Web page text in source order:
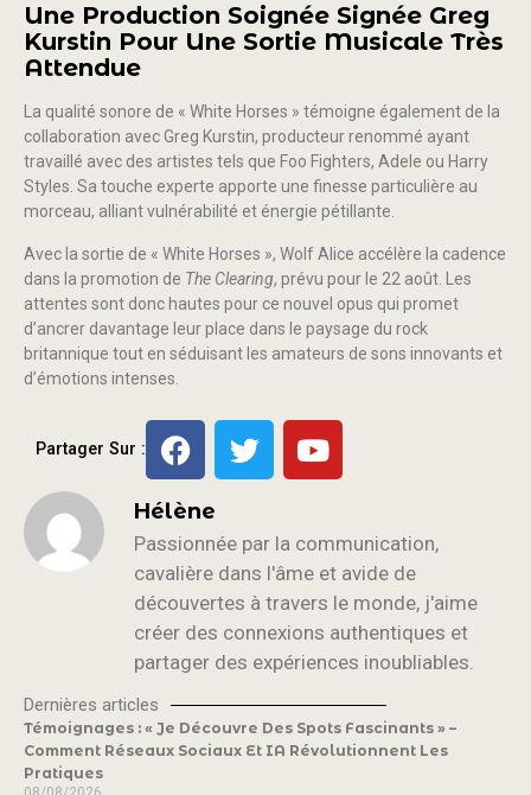
Une Production Soignée Signée Greg
Kurstin Pour Une Sortie Musicale Très
Attendue
La qualité sonore de « White Horses » témoigne également de la
collaboration avec Greg Kurstin, producteur renommé ayant
travaillé avec des artistes tels que Foo Fighters, Adele ou Harry
Styles. Sa touche experte apporte une finesse particulière au
morceau, alliant vulnérabilité et énergie pétillante.
Avec la sortie de « White Horses », Wolf Alice accélère la cadence
dans la promotion de The Clearing, prévu pour le 22 août. Les
attentes sont donc hautes pour ce nouvel opus qui promet
d’ancrer davantage leur place dans le paysage du rock
britannique tout en séduisant les amateurs de sons innovants et
d’émotions intenses.
Partager Sur :
Hélène
Passionnée par la communication,
cavalière dans l'âme et avide de
découvertes à travers le monde, j'aime
créer des connexions authentiques et
partager des expériences inoubliables.
Dernières articles
Témoignages : « Je Découvre Des Spots Fascinants » –
Comment Réseaux Sociaux Et IA Révolutionnent Les
Pratiques